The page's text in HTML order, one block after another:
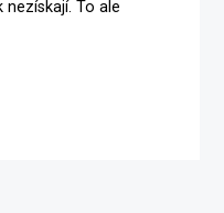
nezískají. To ale